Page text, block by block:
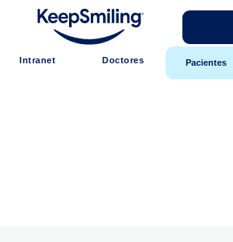
Intranet Doctores Pacientes